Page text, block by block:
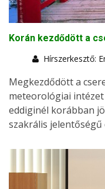
Korán kezdődött a
Hírszerkesztő:
Megkezdődött a
meteorológiai
eddiginél korábban
szakrális jelentőségű